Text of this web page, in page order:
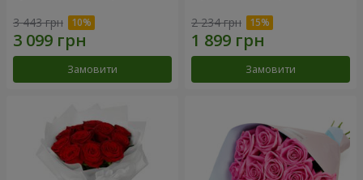
3 443 грн
Замовити
2 234 грн
Замовити